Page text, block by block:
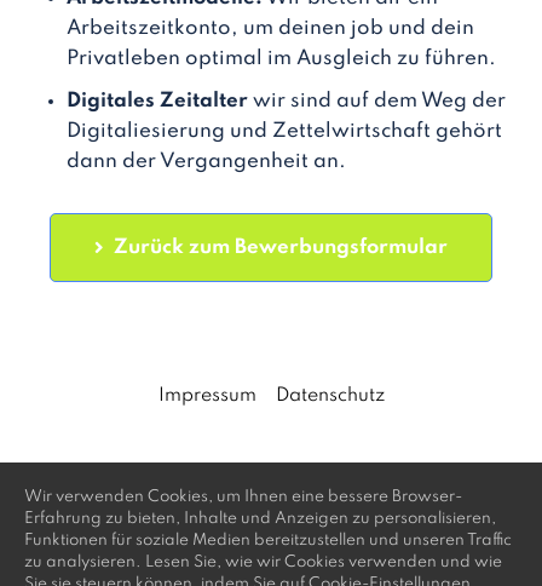
Arbeitszeitkonto, um deinen job und dein
Privatleben optimal im Ausgleich zu führen.
Digitales Zeitalter wir sind auf dem Weg der
Digitaliesierung und Zettelwirtschaft gehört
dann der Vergangenheit an.
Zurück zum Bewerbungsformular
Impressum Datenschutz
Wir verwenden Cookies, um Ihnen eine bessere Browser-
Erfahrung zu bieten, Inhalte und Anzeigen zu personalisieren,
Funktionen für soziale Medien bereitzustellen und unseren Traffic
zu analysieren. Lesen Sie, wie wir Cookies verwenden und wie